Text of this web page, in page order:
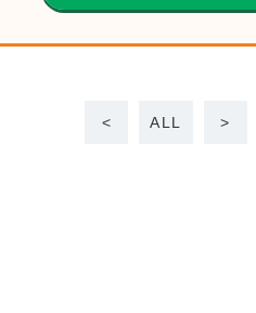
< ALL >